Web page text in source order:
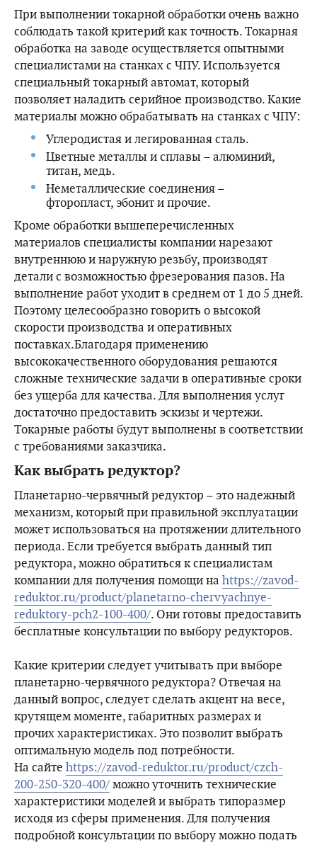
При выполнении токарной обработки очень важно
соблюдать такой критерий как точность. Токарная
обработка на заводе осуществляется опытными
специалистами на станках с ЧПУ. Используется
специальный токарный автомат, который
позволяет наладить серийное производство. Какие
материалы можно обрабатывать на станках с ЧПУ:
Углеродистая и легированная сталь.
Цветные металлы и сплавы – алюминий,
титан, медь.
Неметаллические соединения –
фторопласт, эбонит и прочие.
Кроме обработки вышеперечисленных
материалов специалисты компании нарезают
внутреннюю и наружную резьбу, производят
детали с возможностью фрезерования пазов. На
выполнение работ уходит в среднем от 1 до 5 дней.
Поэтому целесообразно говорить о высокой
скорости производства и оперативных
поставках.Благодаря применению
высококачественного оборудования решаются
сложные технические задачи в оперативные сроки
без ущерба для качества. Для выполнения услуг
достаточно предоставить эскизы и чертежи.
Токарные работы будут выполнены в соответствии
с требованиями заказчика.
Как выбрать редуктор?
Планетарно-червячный редуктор – это надежный
механизм, который при правильной эксплуатации
может использоваться на протяжении длительного
периода. Если требуется выбрать данный тип
редуктора, можно обратиться к специалистам
компании для получения помощи на https://zavod-
reduktor.ru/product/planetarno-chervyachnye-
reduktory-pch2-100-400/. Они готовы предоставить
бесплатные консультации по выбору редукторов.
Какие критерии следует учитывать при выборе
планетарно-червячного редуктора? Отвечая на
данный вопрос, следует сделать акцент на весе,
крутящем моменте, габаритных размерах и
прочих характеристиках. Это позволит выбрать
оптимальную модель под потребности.
На сайте https://zavod-reduktor.ru/product/czch-
200-250-320-400/можно уточнить технические
характеристики моделей и выбрать типоразмер
исходя из сферы применения. Для получения
подробной консультации по выбору можно подать